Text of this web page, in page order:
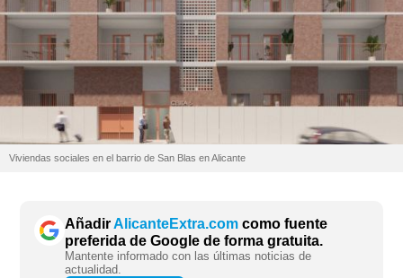
Viviendas sociales en el barrio de San Blas en Alicante
AñadirAlicanteExtra.com como fuente
preferida de Google de forma gratuita.
Mantente informado con las últimas noticias de
actualidad.